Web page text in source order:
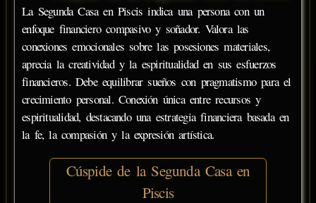
La Segunda Casa en Piscis indica una persona con un
enfoque financiero compasivo y soñador. Valora las
conexiones emocionales sobre las posesiones materiales,
aprecia la creatividad y la espiritualidad en sus esfuerzos
financieros. Debe equilibrar sueños con pragmatismo para el
crecimiento personal. Conexión única entre recursos y
espiritualidad, destacando una estrategia financiera basada en
la fe, la compasión y la expresión artística.
Cúspide de la Segunda Casa en
Piscis